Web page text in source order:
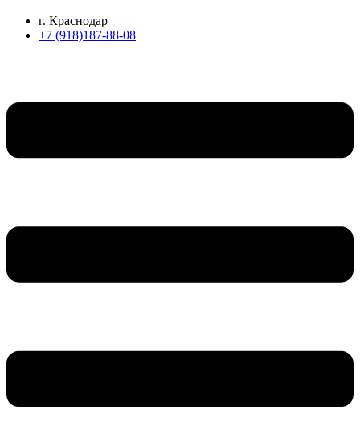
г. Краснодар
+7 (918)187-88-08